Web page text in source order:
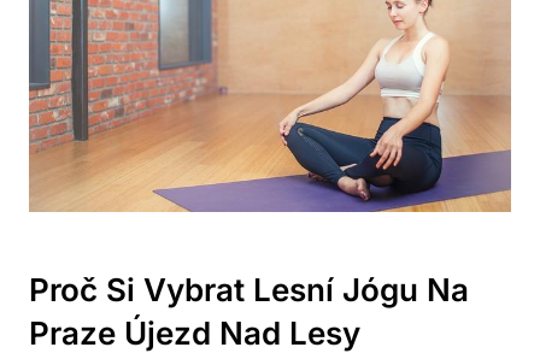
Proč Si Vybrat Lesní Jógu Na
Praze Újezd Nad Lesy